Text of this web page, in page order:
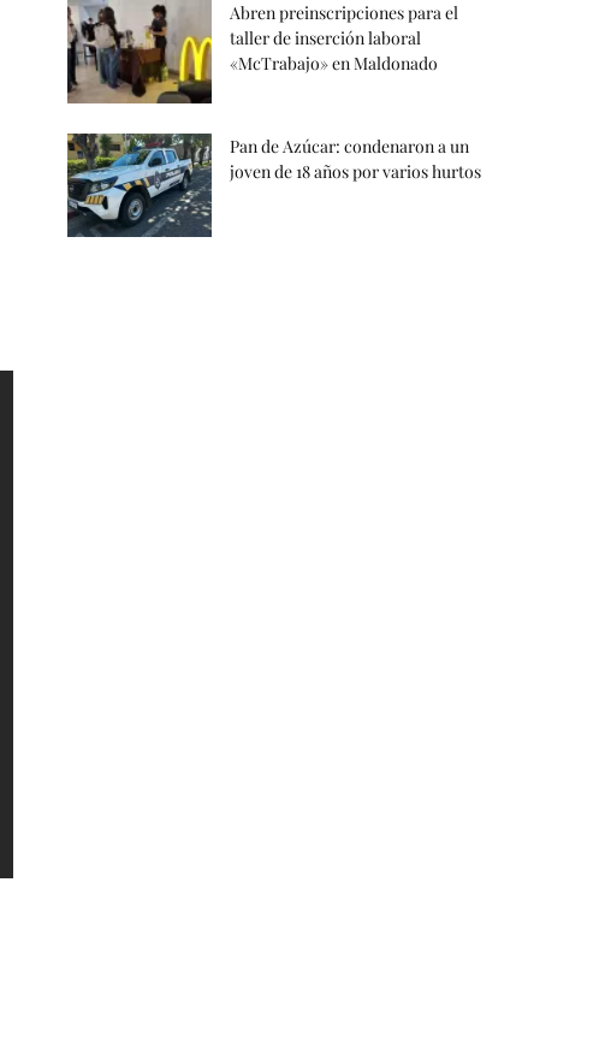
Abren preinscripciones para el
taller de inserción laboral
«McTrabajo» en Maldonado
Pan de Azúcar: condenaron a un
joven de 18 años por varios hurtos